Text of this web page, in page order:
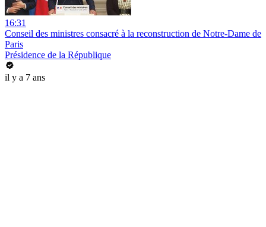
16:31
Conseil des ministres consacré à la reconstruction de Notre-Dame de
Paris
Présidence de la République
il y a 7 ans